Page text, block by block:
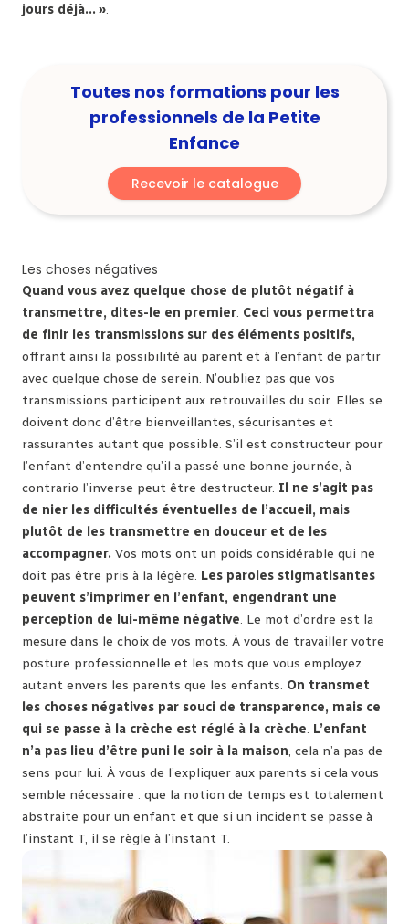
jours déjà… ».
Toutes nos formations pour les
professionnels de la Petite
Enfance
Recevoir le catalogue
Les choses négatives
Quand vous avez quelque chose de plutôt négatif à
transmettre, dites-le en premier. Ceci vous permettra
de finir les transmissions sur des éléments positifs,
offrant ainsi la possibilité au parent et à l’enfant de partir
avec quelque chose de serein. N’oubliez pas que vos
transmissions participent aux retrouvailles du soir. Elles se
doivent donc d’être bienveillantes, sécurisantes et
rassurantes autant que possible. S’il est constructeur pour
l’enfant d’entendre qu’il a passé une bonne journée, à
contrario l’inverse peut être destructeur. Il ne s’agit pas
de nier les difficultés éventuelles de l’accueil, mais
plutôt de les transmettre en douceur et de les
accompagner. Vos mots ont un poids considérable qui ne
doit pas être pris à la légère. Les paroles stigmatisantes
peuvent s’imprimer en l’enfant, engendrant une
perception de lui-même négative. Le mot d’ordre est la
mesure dans le choix de vos mots. À vous de travailler votre
posture professionnelle et les mots que vous employez
autant envers les parents que les enfants. On transmet
les choses négatives par souci de transparence, mais ce
qui se passe à la crèche est réglé à la crèche. L’enfant
n’a pas lieu d’être puni le soir à la maison, cela n’a pas de
sens pour lui. À vous de l’expliquer aux parents si cela vous
semble nécessaire : que la notion de temps est totalement
abstraite pour un enfant et que si un incident se passe à
l’instant T, il se règle à l’instant T.